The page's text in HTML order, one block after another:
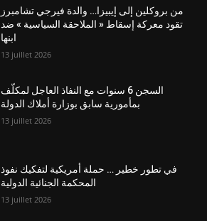
من بروكلين إلى إيبيزا… والدة فيرجي تشامبرز
تقود معركة إسقاط « الملاحقة السياسية » ضد
ابنها
13 juillet 2026
السجن 6 سنوات مع النفاذ العاجل لمكلّف
بمأمورية سابق بوزارة أملاك الدولة
13 juillet 2026
في تطور خطير … حملة أمريكية لتفكيك نفوذ
المحكمة الجنائية الدولية
13 juillet 2026